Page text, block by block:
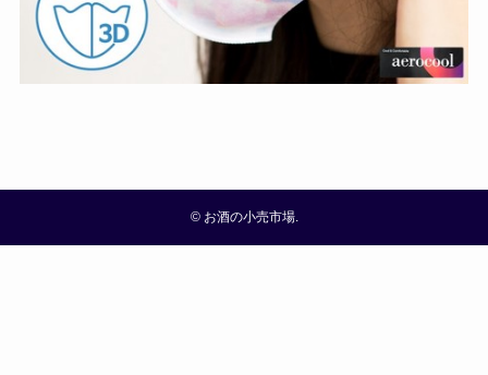
©お酒の小売市場.